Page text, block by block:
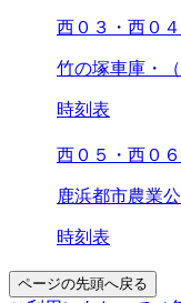
西０３・西０４
竹の塚車庫・
時刻表
西０５・西０６
鹿浜都市農業
時刻表
ページの先頭へ戻る